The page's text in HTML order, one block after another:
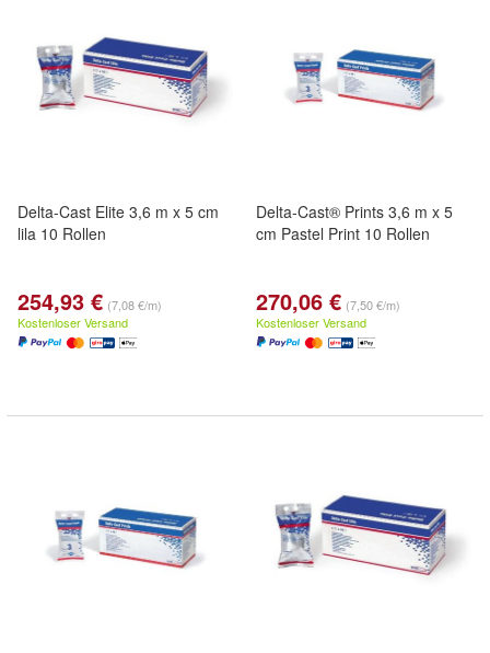
Delta-Cast Elite 3,6 m x 5 cm
lila 10 Rollen
254,93 € (7,08 €/m)
Kostenloser Versand
Delta-Cast® Prints 3,6 m x 5
cm Pastel Print 10 Rollen
270,06 € (7,50 €/m)
Kostenloser Versand